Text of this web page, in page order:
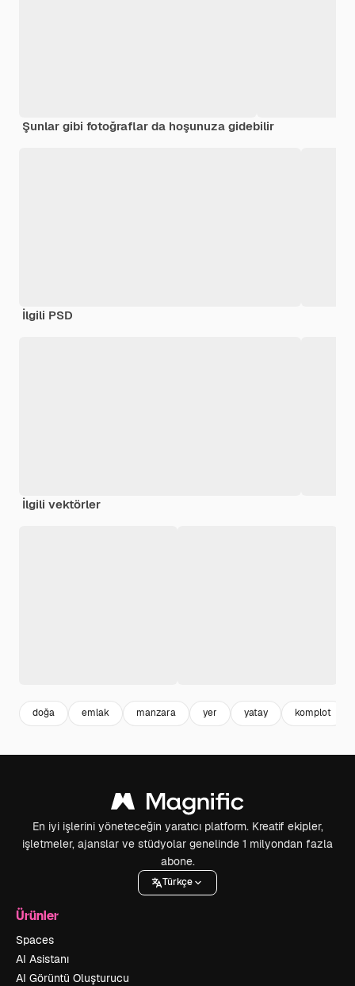
Şunlar gibi fotoğraflar da hoşunuza gidebilir
İlgili PSD
İlgili vektörler
doğa emlak manzara yer yatay komplot
En iyi işlerini yöneteceğin yaratıcı platform. Kreatif ekipler,
işletmeler, ajanslar ve stüdyolar genelinde 1 milyondan fazla
abone.
Türkçe
Ürünler
Spaces
AI Asistanı
AI Görüntü Oluşturucu